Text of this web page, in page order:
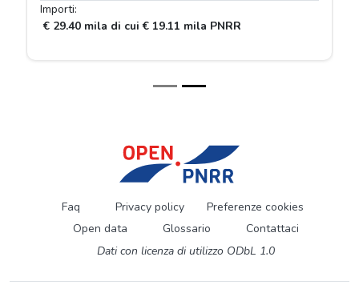
Importi:
€ 29.40 mila di cui € 19.11 mila PNRR
Faq Privacy policy
Preferenze cookies
Open data
Glossario
Contattaci
Dati con licenza di utilizzo ODbL 1.0